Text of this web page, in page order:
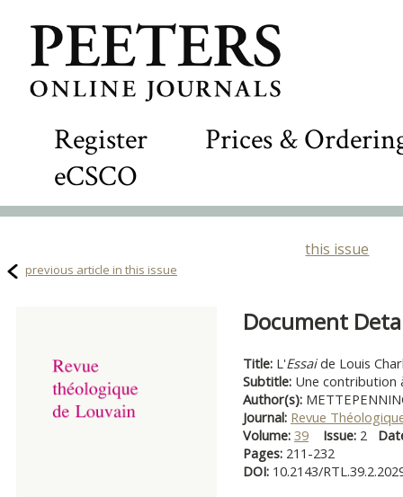
Register
Prices &
eCSCO
this issue
previous article in this issue
Document
Title: L'Essaide Louis
Subtitle: Une contribution
Author(s):
Journal: Revue
Volume: 39 Issue: 2
Pages: 211-232
DOI: 10.2143/